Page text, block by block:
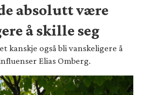
absolutt være
å skille seg
kanskje også bli vanskeligere å
Elias Omberg.